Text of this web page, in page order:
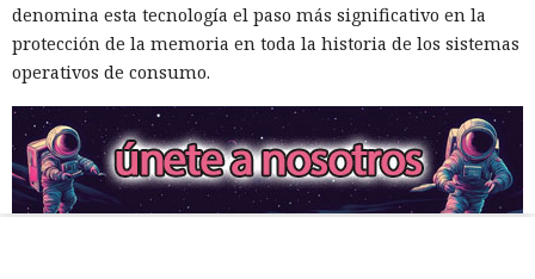
denomina esta tecnología el paso más significativo en la
protección de la memoria en toda la historia de los sistemas
operativos de consumo.